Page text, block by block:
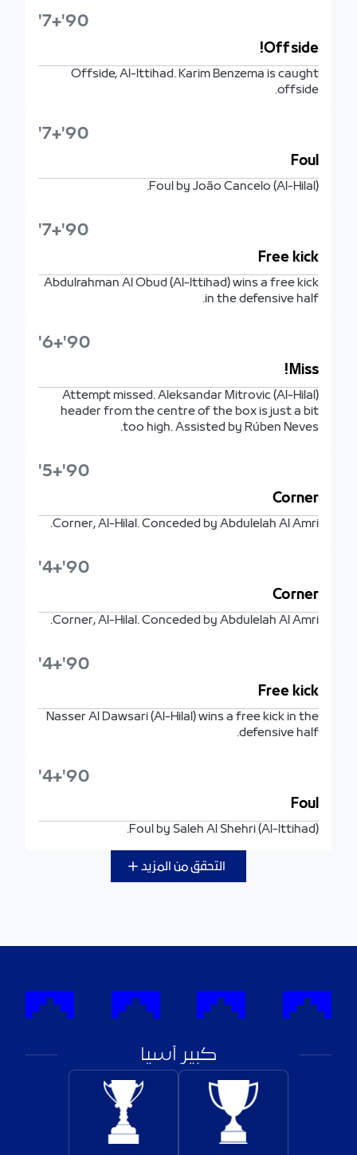
90'+7'
Offside!
Offside, Al-Ittihad. Karim Benzema is caught
offside.
90'+7'
Foul
Foul by João Cancelo (Al-Hilal).
90'+7'
Free kick
Abdulrahman Al Obud (Al-Ittihad) wins a free kick
in the defensive half.
90'+6'
Miss!
Attempt missed. Aleksandar Mitrovic (Al-Hilal)
header from the centre of the box is just a bit
too high. Assisted by Rúben Neves.
90'+5'
Corner
Corner, Al-Hilal. Conceded by Abdulelah Al Amri.
90'+4'
Corner
Corner, Al-Hilal. Conceded by Abdulelah Al Amri.
90'+4'
Free kick
Nasser Al Dawsari (Al-Hilal) wins a free kick in the
defensive half.
90'+4'
Foul
Foul by Saleh Al Shehri (Al-Ittihad).
التحقق من المزيد
كبير آسيا